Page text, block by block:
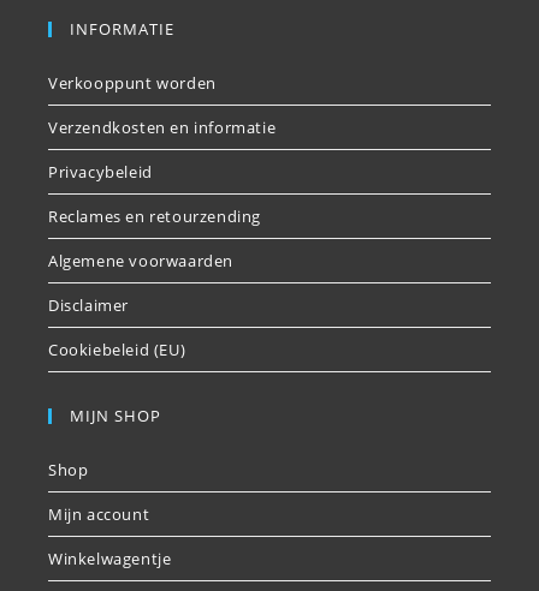
INFORMATIE
Verkooppunt worden
Verzendkosten en informatie
Privacybeleid
Reclames en retourzending
Algemene voorwaarden
Disclaimer
Cookiebeleid (EU)
MIJN SHOP
Shop
Mijn account
Winkelwagentje